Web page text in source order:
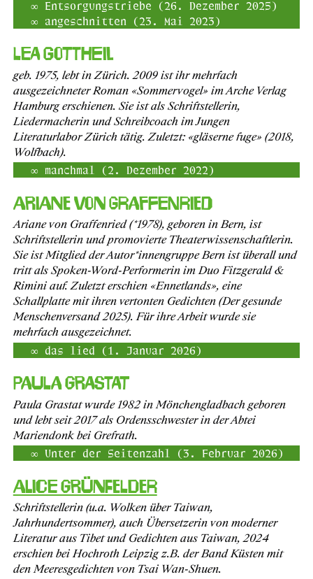
Entsorgungstriebe (26. Dezember 2025)
angeschnitten (23. Mai 2023)
Lea Gottheil
geb. 1975, lebt in Zürich. 2009 ist ihr mehrfach
ausgezeichneter Roman «Sommervogel» im Arche Verlag
Hamburg erschienen. Sie ist als Schriftstellerin,
Liedermacherin und Schreibcoach im Jungen
Literaturlabor Zürich tätig. Zuletzt: «gläserne fuge» (2018,
Wolfbach).
manchmal (2. Dezember 2022)
Ariane von Graffenried
Ariane von Graffenried (*1978), geboren in Bern, ist
Schriftstellerin und promovierte Theaterwissenschaftlerin.
Sie ist Mitglied der Autor*innengruppe Bern ist überall und
tritt als Spoken-Word-Performerin im Duo Fitzgerald &
Rimini auf. Zuletzt erschien «Ennetlands», eine
Schallplatte mit ihren vertonten Gedichten (Der gesunde
Menschenversand 2025). Für ihre Arbeit wurde sie
mehrfach ausgezeichnet.
das lied (1. Januar 2026)
Paula Grastat
Paula Grastat wurde 1982 in Mönchengladbach geboren
und lebt seit 2017 als Ordensschwester in der Abtei
Mariendonk bei Grefrath.
Unter der Seitenzahl (3. Februar 2026)
Alice Grünfelder
Schriftstellerin (u.a. Wolken über Taiwan,
Jahrhundertsommer), auch Übersetzerin von moderner
Literatur aus Tibet und Gedichten aus Taiwan, 2024
erschien bei Hochroth Leipzig z.B. der Band Küsten mit
den Meeresgedichten von Tsai Wan-Shuen.